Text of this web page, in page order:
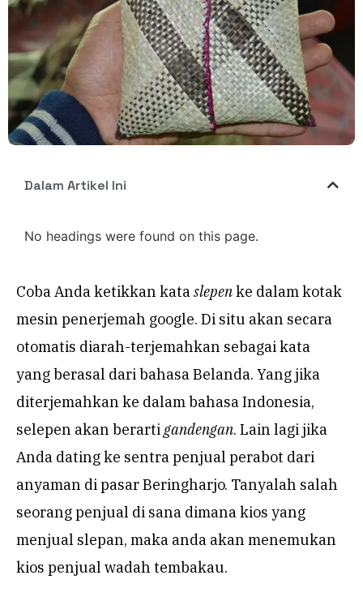
Dalam Artikel Ini
No headings were found on this page.
Coba Anda ketikkan kata slepenke dalam kotak
mesin penerjemah google. Di situ akan secara
otomatis diarah-terjemahkan sebagai kata
yang berasal dari bahasa Belanda. Yang jika
diterjemahkan ke dalam bahasa Indonesia,
selepen akan berarti gandengan. Lain lagi jika
Anda dating ke sentra penjual perabot dari
anyaman di pasar Beringharjo. Tanyalah salah
seorang penjual di sana dimana kios yang
menjual slepan, maka anda akan menemukan
kios penjual wadah tembakau.